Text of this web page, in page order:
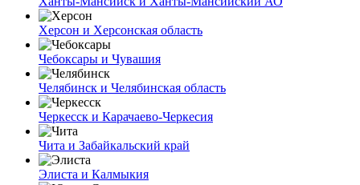
Херсон и Херсонская область
Чебоксары и Чувашия
Челябинск и Челябинская область
Черкесск и Карачаево-Черкесия
Чита и Забайкальский край
Элиста и Калмыкия